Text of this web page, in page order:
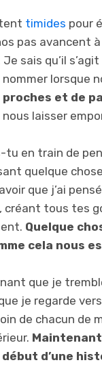
timides pour
pas avancent
sais qu’il
nommer lorsque
proches et de
laisser
en train de
quelque
que j’ai
tous tes
Quelque
cela nous
que je
je regarde
de chacun
d’une